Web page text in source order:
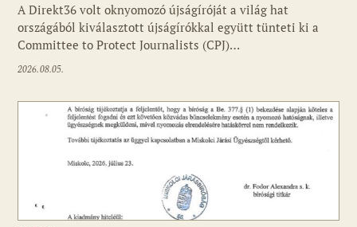
Fotó: media1.hu
A Direkt36 volt oknyomozó újságíróját a világ hat
országából kiválasztott újságírókkal együtt tünteti ki a
Committee to Protect Journalists (CPJ)…
2026.08.05.